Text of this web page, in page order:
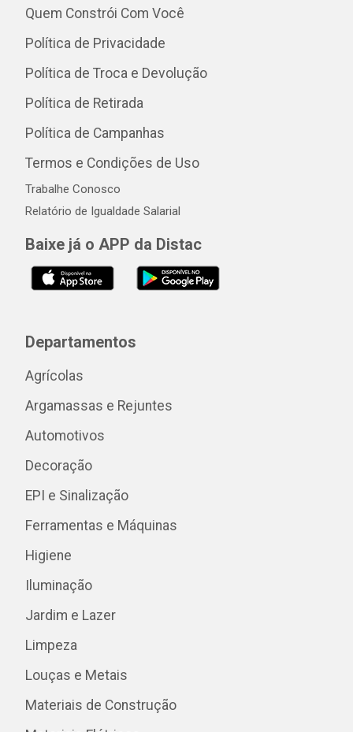
Quem Constrói Com Você
Política de Privacidade
Política de Troca e Devolução
Política de Retirada
Política de Campanhas
Termos e Condições de Uso
Trabalhe Conosco
Relatório de Igualdade Salarial
Baixe já o APP da Distac
Departamentos
Agrícolas
Argamassas e Rejuntes
Automotivos
Decoração
EPI e Sinalização
Ferramentas e Máquinas
Higiene
Iluminação
Jardim e Lazer
Limpeza
Louças e Metais
Materiais de Construção